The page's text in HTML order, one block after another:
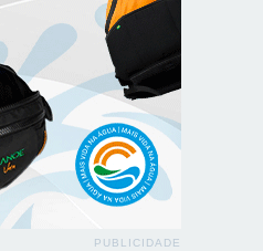
PUBLICIDADE